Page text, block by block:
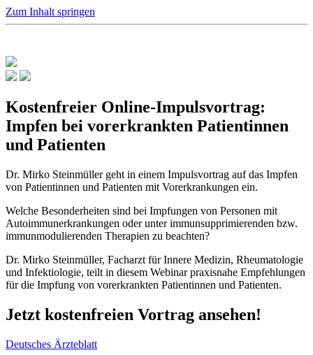
Zum Inhalt springen
Kostenfreier Online-Impulsvortrag:
Impfen bei vorerkrankten Patientinnen
und Patienten
Dr. Mirko Steinmüller geht in einem Impulsvortrag auf das Impfen
von Patientinnen und Patienten mit Vorerkrankungen ein.
Welche Besonderheiten sind bei Impfungen von Personen mit
Autoimmunerkrankungen oder unter immunsupprimierenden bzw.
immunmodulierenden Therapien zu beachten?
Dr. Mirko Steinmüller, Facharzt für Innere Medizin, Rheumatologie
und Infektiologie, teilt in diesem Webinar praxisnahe Empfehlungen
für die Impfung von vorerkrankten Patientinnen und Patienten.
Jetzt kostenfreien Vortrag ansehen!
Deutsches Ärzteblatt